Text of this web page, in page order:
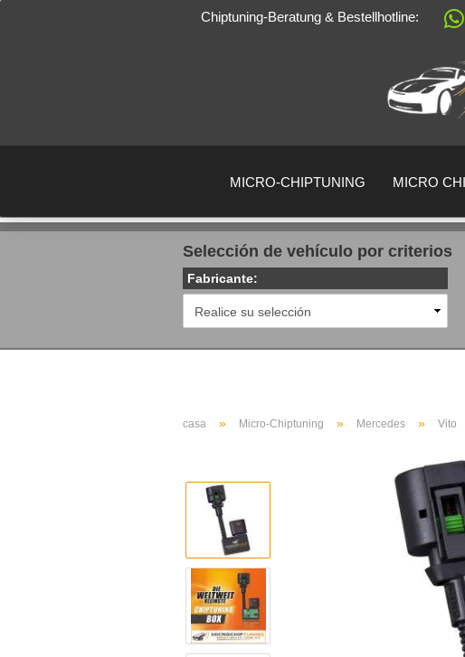
Chiptuning-Beratung & Bestellhotline:
MICRO-CHIPTUNING MICRO
Selección de vehículo por criterios
Fabricante:
casa » Micro-Chiptuning » Mercedes » Vito